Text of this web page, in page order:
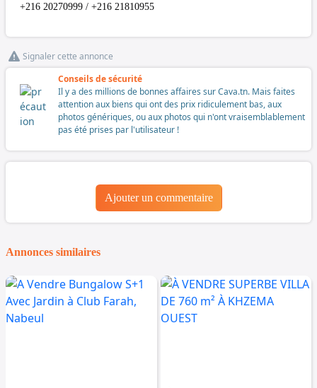
+216 20270999 / +216 21810955
Signaler cette annonce
Conseils de sécurité
Il y a des millions de bonnes affaires sur Cava.tn. Mais faites
attention aux biens qui ont des prix ridiculement bas, aux
photos génériques, ou aux photos qui n'ont vraisemblablement
pas été prises par l'utilisateur !
Ajouter un commentaire
Annonces similaires